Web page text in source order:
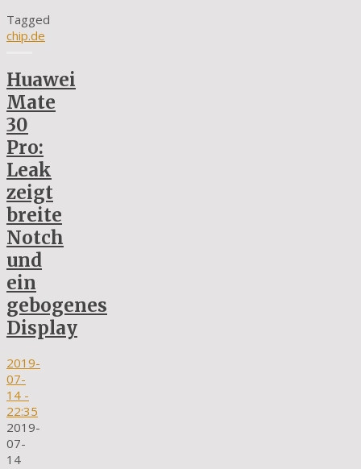
Tagged
chip.de
Huawei
Mate
30
Pro:
Leak
zeigt
breite
Notch
und
ein
gebogenes
Display
2019-
07-
14 -
22:35
2019-
07-
14